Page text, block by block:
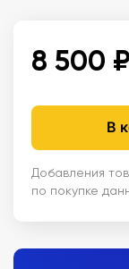
8 500
В
Добавления
по покупке